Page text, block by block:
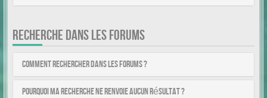
RECHERCHE DANS LES FORUMS
Comment rechercher dans les forums ?
Pourquoi ma recherche ne renvoie aucun résultat ?